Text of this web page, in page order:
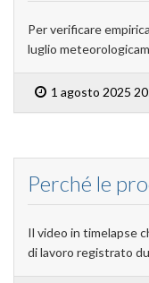
Per verificare
luglio
1 agosto 2025
Perché le
Il video in timelapse
di lavoro registrato